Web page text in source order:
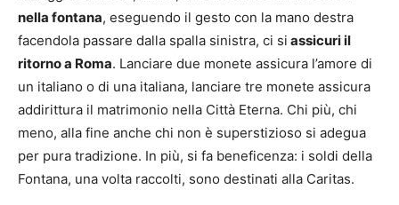
nella fontana, eseguendo il gesto con la mano destra
facendola passare dalla spalla sinistra, ci si assicuri il
ritorno a Roma. Lanciare due monete assicura l’amore di
un italiano o di una italiana, lanciare tre monete assicura
addirittura il matrimonio nella Città Eterna. Chi più, chi
meno, alla fine anche chi non è superstizioso si adegua
per pura tradizione. In più, si fa beneficenza: i soldi della
Fontana, una volta raccolti, sono destinati alla Caritas.